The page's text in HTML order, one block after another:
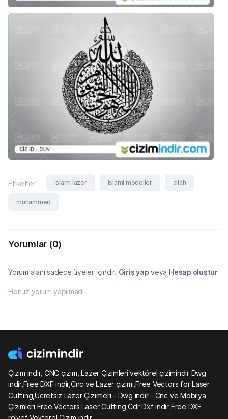
Etiketler islami lazer islami modeller allah
muhammed
Yorumlar (0)
Yorum alanı sadece üyeler içindir. Giriş yap veya Hesap oluştur
Henüz yorum yapılmadı
Çizim indir, CNC çizim, Lazer Çizimleri vektörel çizimindir Dwg
indir,Free DXF indir,Cnc ve Lazer çizimi,Free Vectors for Laser
Cutting,Ücretsiz Lazer Çizimleri - Dwg indir - Cnc ve Mobilya
Çizimleri Free Vectors Laser Cutting Cdr Dxf indir Free DXF